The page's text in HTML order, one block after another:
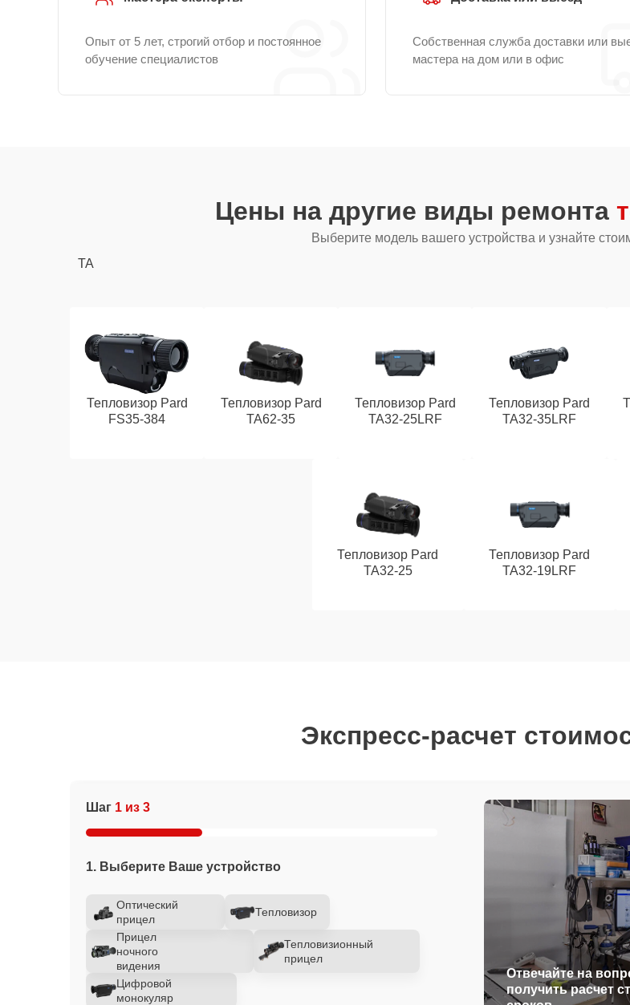
Опыт от 5 лет, строгий отбор и постоянное
обучение специалистов
Собственная служба доставки или
мастера на дом или в офис
Цены на другие виды ремонта
Выберите модель вашего устройства и узнайте
TA
Тепловизор Pard
FS35-384
Тепловизор Pard
TA62-35
Тепловизор Pard
TA32-25LRF
Тепловизор Pard
TA32-35LRF
Тепловизор Pard
TA32-25
Тепловизор Pard
TA32-19LRF
Экспресс-расчет
Шаг 1 из 3
1. Выберите Ваше устройство
Оптический
прицел
Тепловизор
Прицел
ночного
видения
Тепловизионный
прицел
Цифровой
монокуляр
Отвечайте на
получить расчет